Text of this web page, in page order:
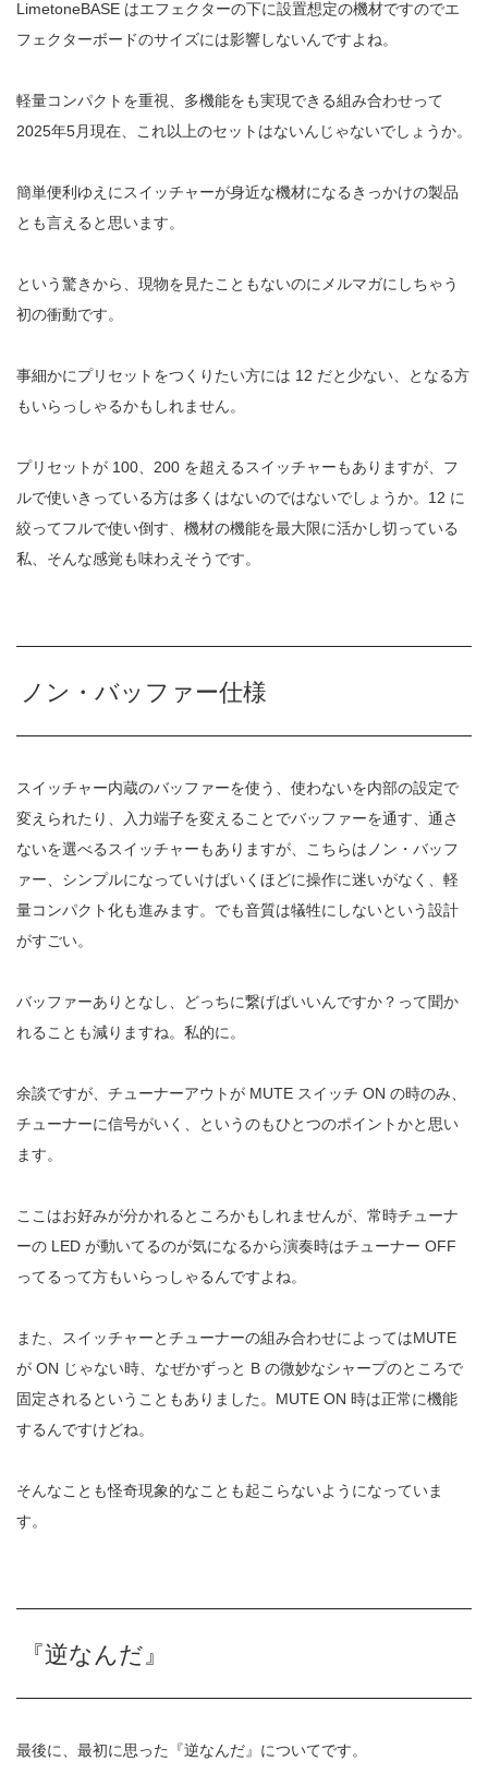
LimetoneBASE はエフェクターの下に設置想定の機材ですのでエ
フェクターボードのサイズには影響しないんですよね。
軽量コンパクトを重視、多機能をも実現できる組み合わせって
2025年5月現在、これ以上のセットはないんじゃないでしょうか。
簡単便利ゆえにスイッチャーが身近な機材になるきっかけの製品
とも言えると思います。
という驚きから、現物を見たこともないのにメルマガにしちゃう
初の衝動です。
事細かにプリセットをつくりたい方には 12 だと少ない、となる方
もいらっしゃるかもしれません。
プリセットが 100、200 を超えるスイッチャーもありますが、フ
ルで使いきっている方は多くはないのではないでしょうか。12 に
絞ってフルで使い倒す、機材の機能を最大限に活かし切っている
私、そんな感覚も味わえそうです。
ノン・バッファー仕様
スイッチャー内蔵のバッファーを使う、使わないを内部の設定で
変えられたり、入力端子を変えることでバッファーを通す、通さ
ないを選べるスイッチャーもありますが、こちらはノン・バッフ
ァー、シンプルになっていけばいくほどに操作に迷いがなく、軽
量コンパクト化も進みます。でも音質は犠牲にしないという設計
がすごい。
バッファーありとなし、どっちに繋げばいいんですか？って聞か
れることも減りますね。私的に。
余談ですが、チューナーアウトが MUTE スイッチ ON の時のみ、
チューナーに信号がいく、というのもひとつのポイントかと思い
ます。
ここはお好みが分かれるところかもしれませんが、常時チューナ
ーの LED が動いてるのが気になるから演奏時はチューナー OFF
ってるって方もいらっしゃるんですよね。
また、スイッチャーとチューナーの組み合わせによってはMUTE
が ON じゃない時、なぜかずっと B の微妙なシャープのところで
固定されるということもありました。MUTE ON 時は正常に機能
するんですけどね。
そんなことも怪奇現象的なことも起こらないようになっていま
す。
『逆なんだ』
最後に、最初に思った『逆なんだ』についてです。